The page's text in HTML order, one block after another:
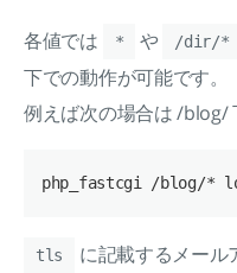
各値では * や /dir/*
下での動作が可能です。
例えば次の場合は /blog/
tls
に記載するメール